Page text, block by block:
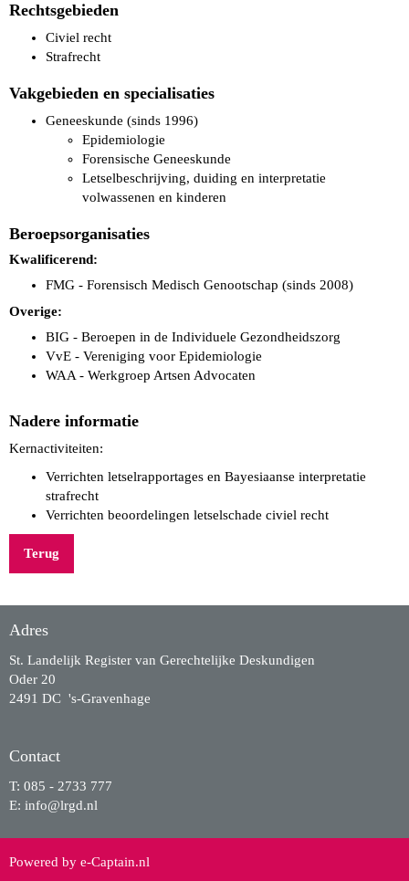
Rechtsgebieden
Civiel recht
Strafrecht
Vakgebieden en specialisaties
Geneeskunde (sinds 1996)
Epidemiologie
Forensische Geneeskunde
Letselbeschrijving, duiding en interpretatie
volwassenen en kinderen
Beroepsorganisaties
Kwalificerend:
FMG - Forensisch Medisch Genootschap (sinds 2008)
Overige:
BIG - Beroepen in de Individuele Gezondheidszorg
VvE - Vereniging voor Epidemiologie
WAA - Werkgroep Artsen Advocaten
Nadere informatie
Kernactiviteiten:
Verrichten letselrapportages en ​Bayesiaanse interpretatie
strafrecht
Verrichten beoordelingen letselschade civiel recht
Terug
Adres
St. Landelijk Register van Gerechtelijke Deskundigen
Oder 20
2491 DC 's-Gravenhage
Contact
T: 085 - 2733 777
E: ofni@lrgd.nl
Powered by e-Captain.nl